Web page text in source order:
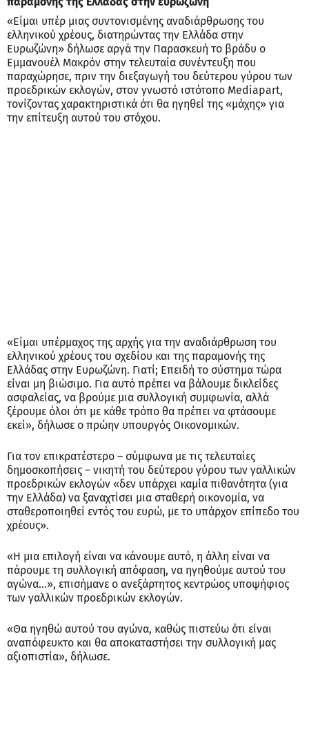
«Είμαι υπέρ μιας συντονισμένης αναδιάρθρωσης του
ελληνικού χρέους, διατηρώντας την Ελλάδα στην
Ευρωζώνη» δήλωσε αργά την Παρασκευή το βράδυ ο
Εμμανουέλ Μακρόν στην τελευταία συνέντευξη που
παραχώρησε, πριν την διεξαγωγή του δεύτερου γύρου των
προεδρικών εκλογών, στον γνωστό ιστότοπο Mediapart,
τονίζοντας χαρακτηριστικά ότι θα ηγηθεί της «μάχης» για
την επίτευξη αυτού του στόχου.
«Είμαι υπέρμαχος της αρχής για την αναδιάρθρωση του
ελληνικού χρέους του σχεδίου και της παραμονής της
Ελλάδας στην Ευρωζώνη. Γιατί; Επειδή το σύστημα τώρα
είναι μη βιώσιμο. Για αυτό πρέπει να βάλουμε δικλείδες
ασφαλείας, να βρούμε μια συλλογική συμφωνία, αλλά
ξέρουμε όλοι ότι με κάθε τρόπο θα πρέπει να φτάσουμε
εκεί», δήλωσε ο πρώην υπουργός Οικονομικών.
Για τον επικρατέστερο – σύμφωνα με τις τελευταίες
δημοσκοπήσεις – νικητή του δεύτερου γύρου των γαλλικών
προεδρικών εκλογών «δεν υπάρχει καμία πιθανότητα (για
την Ελλάδα) να ξαναχτίσει μια σταθερή οικονομία, να
σταθεροποιηθεί εντός του ευρώ, με το υπάρχον επίπεδο του
χρέους».
«Η μια επιλογή είναι να κάνουμε αυτό, η άλλη είναι να
πάρουμε τη συλλογική απόφαση, να ηγηθούμε αυτού του
αγώνα...», επισήμανε ο ανεξάρτητος κεντρώος υποψήφιος
των γαλλικών προεδρικών εκλογών.
«Θα ηγηθώ αυτού του αγώνα, καθώς πιστεύω ότι είναι
αναπόφευκτο και θα αποκαταστήσει την συλλογική μας
αξιοπιστία», δήλωσε.